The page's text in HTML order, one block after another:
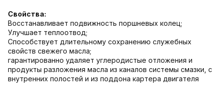
Свойства:
Восстанавливает подвижность поршневых колец;
Улучшает теплоотвод;
Способствует длительному сохранению служебных
свойств свежего масла;
гарантированно удаляет углеродистые отложения и
продукты разложения масла из каналов системы смазки, с
внутренних полостей и из поддона картера двигателя